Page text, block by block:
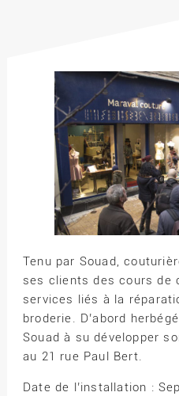
Tenu par Souad,
ses clients des cours de
services liés à la
broderie. D’abord
Souad à su développer
au 21 rue Paul Bert.
Date de l’installation :